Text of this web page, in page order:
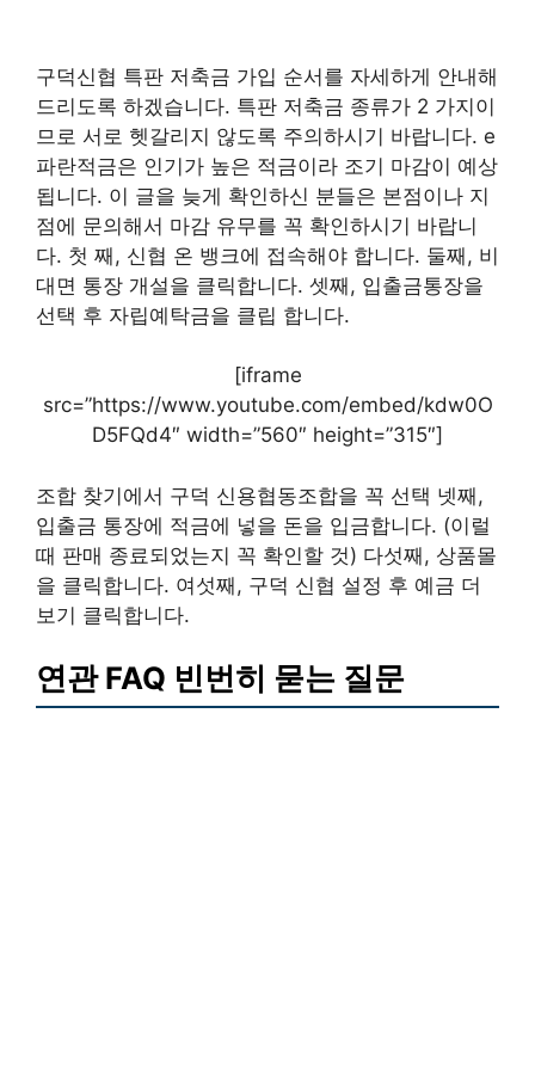
구덕신협 특판 저축금 가입 순서를 자세하게 안내해
드리도록 하겠습니다. 특판 저축금 종류가 2 가지이
므로 서로 헷갈리지 않도록 주의하시기 바랍니다. e
파란적금은 인기가 높은 적금이라 조기 마감이 예상
됩니다. 이 글을 늦게 확인하신 분들은 본점이나 지
점에 문의해서 마감 유무를 꼭 확인하시기 바랍니
다. 첫 째, 신협 온 뱅크에 접속해야 합니다. 둘째, 비
대면 통장 개설을 클릭합니다. 셋째, 입출금통장을
선택 후 자립예탁금을 클립 합니다.
[iframe
src=”https://www.youtube.com/embed/kdw0O
D5FQd4″ width=”560″ height=”315″]
조합 찾기에서 구덕 신용협동조합을 꼭 선택 넷째,
입출금 통장에 적금에 넣을 돈을 입금합니다. (이럴
때 판매 종료되었는지 꼭 확인할 것) 다섯째, 상품몰
을 클릭합니다. 여섯째, 구덕 신협 설정 후 예금 더
보기 클릭합니다.
연관 FAQ 빈번히 묻는 질문